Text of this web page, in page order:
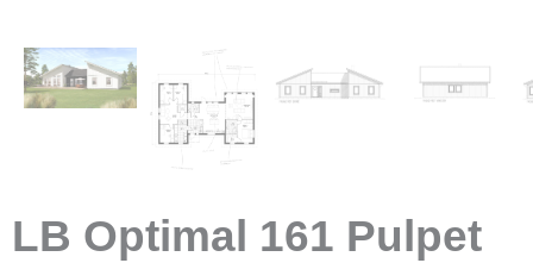
LB Optimal 161 Pulpet